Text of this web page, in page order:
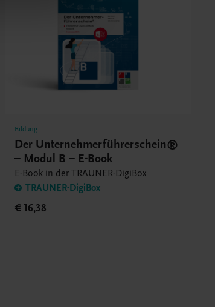
Bildung
Der Unternehmerführerschein®
– Modul B – E-Book
E-Book in der TRAUNER-DigiBox
TRAUNER-DigiBox
€ 16,38